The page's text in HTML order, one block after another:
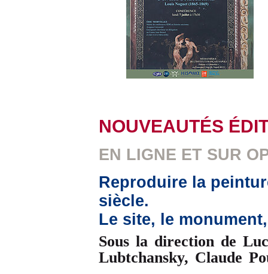
NOUVEAUTÉS
EN LIGNE ET SUR
Reproduire la
siècle.
Le site, le
Sous la direction de
Lubtchansky, Claude